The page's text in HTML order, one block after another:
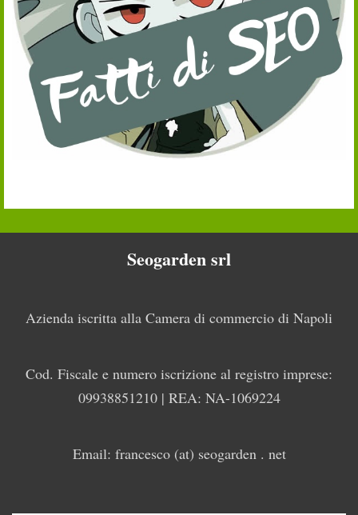
Seogarden srl
Azienda iscritta alla Camera di commercio di Napoli
Cod. Fiscale e numero iscrizione al registro imprese:
09938851210 | REA: NA-1069224
Email: francesco (at) seogarden . net